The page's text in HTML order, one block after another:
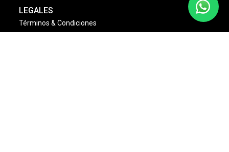
LEGALES
Términos & Condiciones